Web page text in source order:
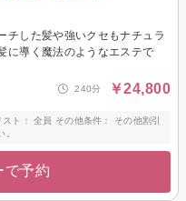
チした髪や強いクセもナチュラ
に導く魔法のようなエステで
240分 ￥24,800
ト： 全員 その他条件： その他割引
で予約